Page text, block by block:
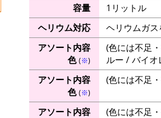
容量
1リットル
ヘリウム対応
ヘリウムガス
アソート内容
色(※)
(色には不足
ルー / バイオ
アソート内容
色(※)
(色には不足
アソート内容
(色には不足